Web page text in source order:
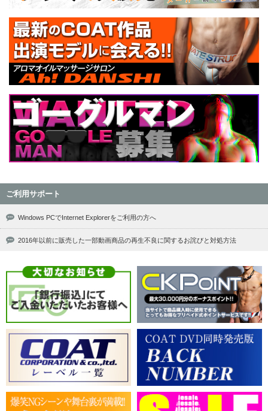
ご利用サポート
Windows PCでInternet Explorerをご利用の方へ
2016年以前に販売した一部動画商品の再生不良に関するお詫びと対処方法